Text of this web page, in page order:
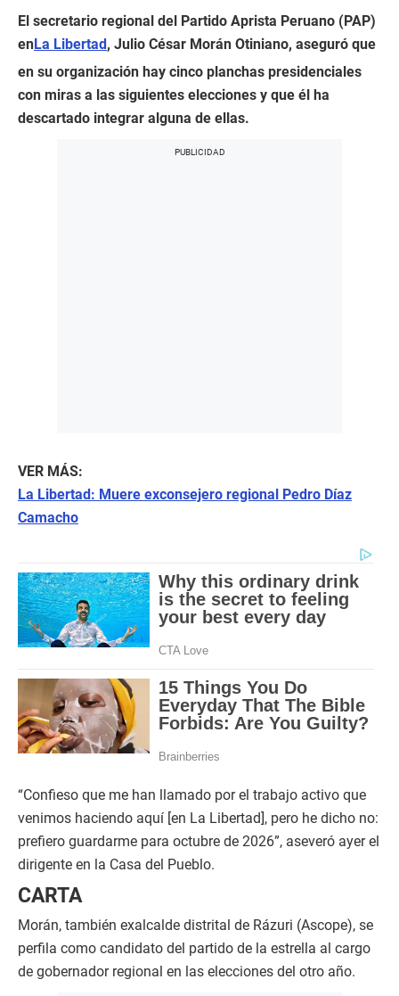
El secretario regional del Partido Aprista Peruano (PAP)
enLa Libertad , Julio César Morán Otiniano, aseguró que
en su organización hay cinco planchas presidenciales
con miras a las siguientes elecciones y que él ha
descartado integrar alguna de ellas.
VER MÁS:
La Libertad: Muere exconsejero regional Pedro Díaz
Camacho
“Confieso que me han llamado por el trabajo activo que
venimos haciendo aquí [en La Libertad], pero he dicho no:
prefiero guardarme para octubre de 2026”, aseveró ayer el
dirigente en la Casa del Pueblo.
CARTA
Morán, también exalcalde distrital de Rázuri (Ascope), se
perfila como candidato del partido de la estrella al cargo
de gobernador regional en las elecciones del otro año.